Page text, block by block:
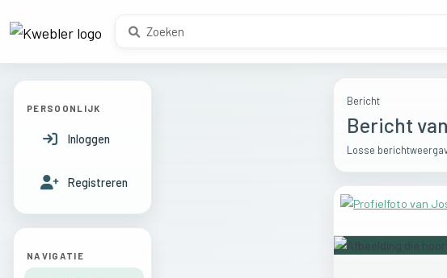
Bericht
Bericht
Losse
PERSOONLIJK
Inloggen
Registreren
NAVIGATIE